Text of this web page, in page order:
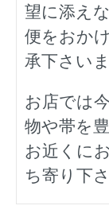
望に添え
便をおか
承下さいま
お店では
物や帯を
お近くに
ち寄り下